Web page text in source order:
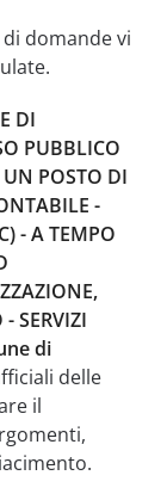
domande vi
DI
PUBBLICO
UN POSTO DI
-
- A TEMPO
SERVIZI
di
delle
il